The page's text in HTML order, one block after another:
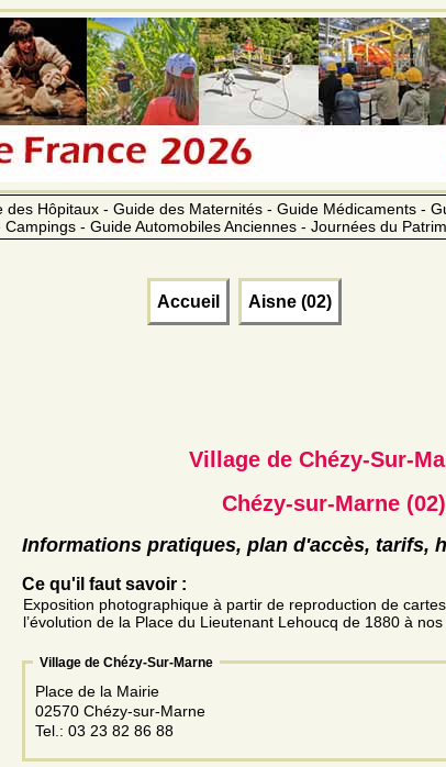
Hôpitaux - Guide des Maternités - Guide Médicaments -
- Guide Automobiles Anciennes - Journées du
Accueil Aisne (02)
Village de Chézy-Sur-
Chézy-sur-Marne (02)
Informations pratiques, plan d'accès, tarifs,
Ce qu'il faut savoir :
Exposition photographique à partir de reproduction de
l’évolution de la Place du Lieutenant Lehoucq de 1880 à nos
Village de Chézy-Sur-Marne
Place de la Mairie
02570 Chézy-sur-Marne
Tel.: 03 23 82 86 88